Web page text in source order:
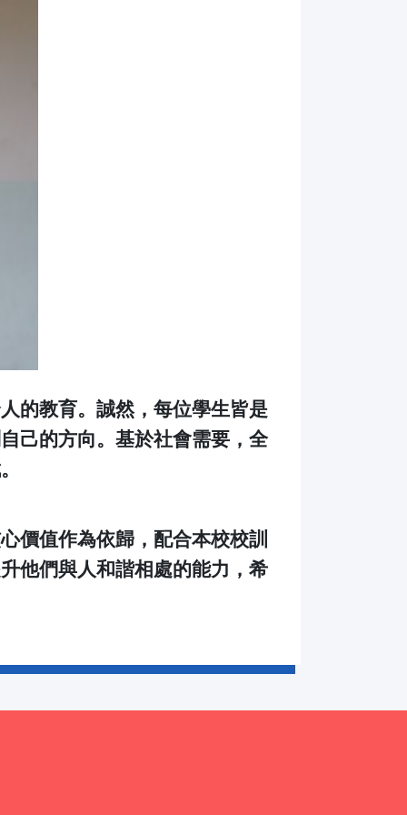
的教育。誠然，每位學生皆是
己的方向。基於社會需要，全
價值作為依歸，配合本校校訓
他們與人和諧相處的能力，希